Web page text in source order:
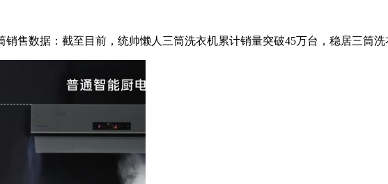
销售数据：截至目前，统帅懒人三筒洗衣机累计销量突破45万台，稳居三筒